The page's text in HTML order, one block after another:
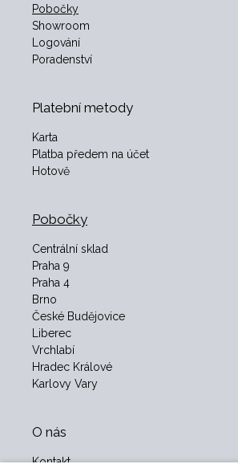
Pobočky
Showroom
Logování
Poradenství
Platební metody
Karta
Platba předem na účet
Hotově
Pobočky
Centrální sklad
Praha 9
Praha 4
Brno
České Budějovice
Liberec
Vrchlabí
Hradec Králové
Karlovy Vary
O nás